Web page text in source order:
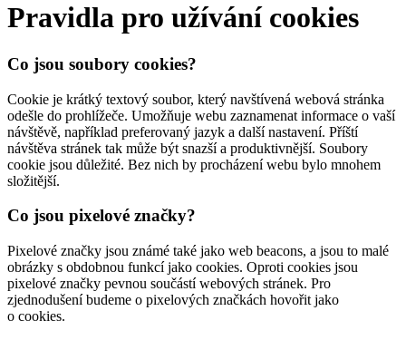
Pravidla pro užívání cookies
Co jsou soubory cookies?
Cookie je krátký textový soubor, který navštívená webová stránka
odešle do prohlížeče. Umožňuje webu zaznamenat informace o vaší
návštěvě, například preferovaný jazyk a další nastavení. Příští
návštěva stránek tak může být snazší a produktivnější. Soubory
cookie jsou důležité. Bez nich by procházení webu bylo mnohem
složitější.
Co jsou pixelové značky?
Pixelové značky jsou známé také jako web beacons, a jsou to malé
obrázky s obdobnou funkcí jako cookies. Oproti cookies jsou
pixelové značky pevnou součástí webových stránek. Pro
zjednodušení budeme o pixelových značkách hovořit jako
o cookies.